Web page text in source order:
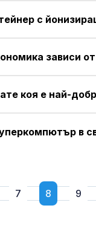
с
зависи
коя е най-
в
7 8 9